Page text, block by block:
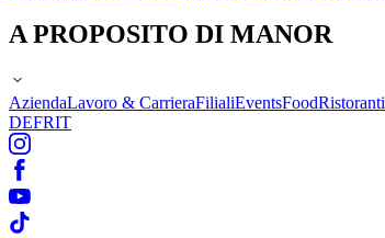
A PROPOSITO DI MANOR
AziendaLavoro & CarrieraFilialiEventsFoodRistoranti
DEFRIT